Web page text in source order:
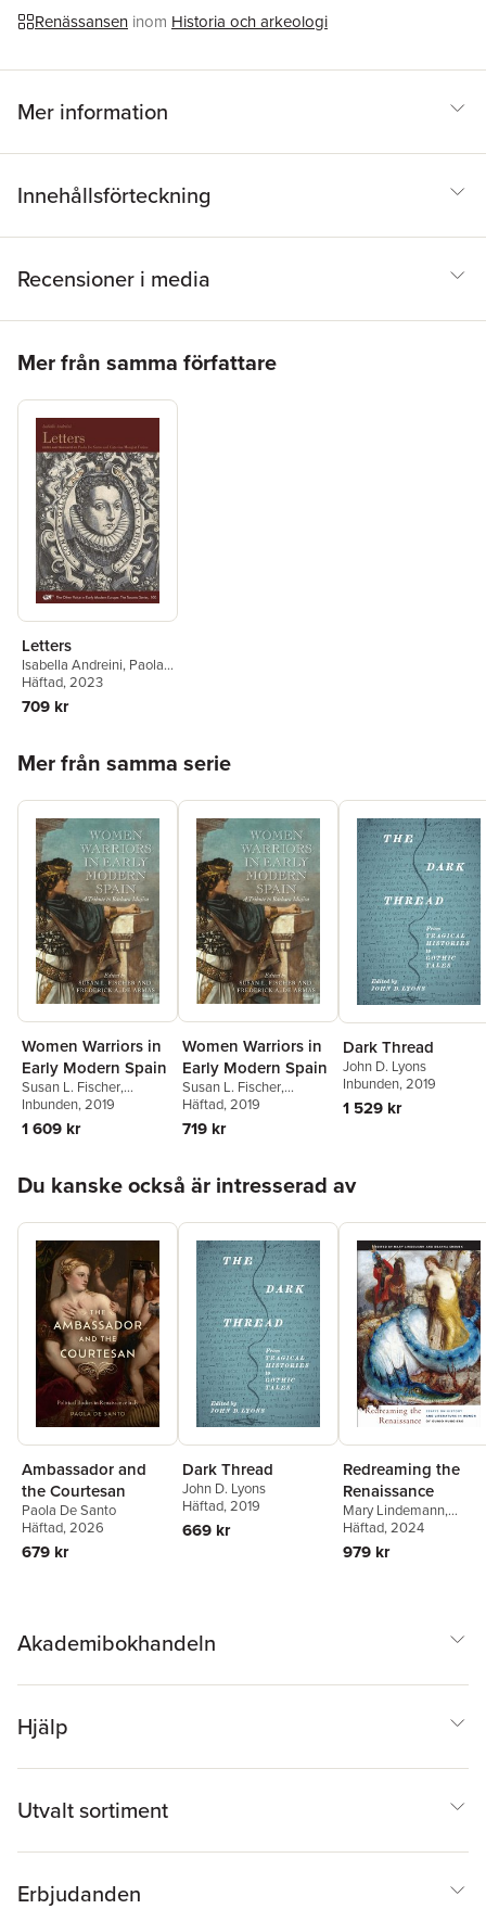
Renässansen inom Historia och arkeologi
Mer information
Innehållsförteckning
Recensioner i media
Mer från samma författare
Letters
Isabella Andreini, Paola
De Santo,Caterina
Mongiat Farina
Häftad, 2023
709 kr
Mer från samma serie
Women Warriors in
Early Modern Spain
Susan L. Fischer,
Frederick A. de Armas
Inbunden, 2019
1 609 kr
Women Warriors in
Early Modern Spain
Susan L. Fischer,
Frederick A. de Armas
Häftad, 2019
719 kr
Dark Thread
John D. Lyons
Inbunden, 2019
1 529 kr
Du kanske också är intresserad av
Ambassador and
the Courtesan
Paola De Santo
Häftad, 2026
679 kr
Dark Thread
John D. Lyons
Häftad, 2019
669 kr
Redreaming the
Renaissance
Mary Lindemann,
Deanna Shemek
Häftad, 2024
979 kr
Akademibokhandeln
Hjälp
Utvalt sortiment
Erbjudanden